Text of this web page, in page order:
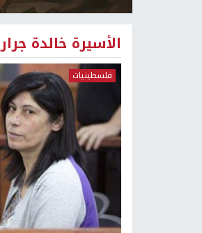
الأسيرة خالدة جرار
فلسطينيات